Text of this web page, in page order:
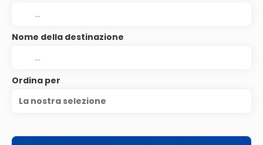
Nome della destinazione
Ordina per
La nostra selezione